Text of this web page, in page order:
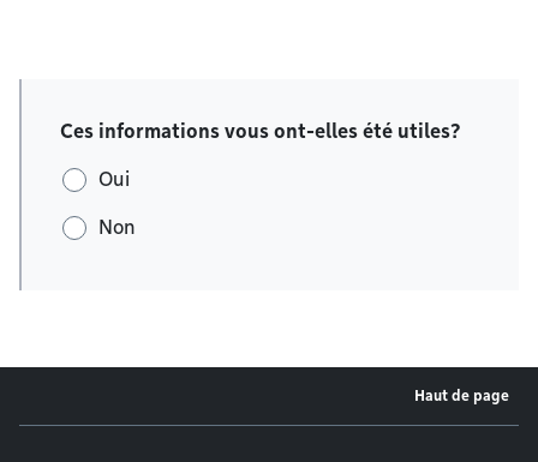
Ces informations vous ont-elles été utiles?
Oui
Non
Haut de page